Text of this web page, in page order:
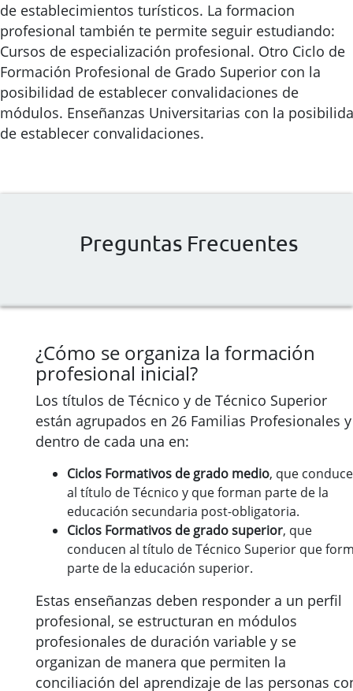
de establecimientos turísticos. La formacion
profesional también te permite seguir estudiando:
Cursos de especialización profesional. Otro Ciclo de
Formación Profesional de Grado Superior con la
posibilidad de establecer convalidaciones de
módulos. Enseñanzas Universitarias con la
de establecer convalidaciones.
Preguntas Frecuentes
¿Cómo se organiza la formación
profesional inicial?
Los títulos de Técnico y de Técnico Superior
están agrupados en 26 Familias Profesionales y
dentro de cada una en:
Ciclos Formativos de grado medio, que
al título de Técnico y que forman parte de la
educación secundaria post-obligatoria.
Ciclos Formativos de grado superior, que
conducen al título de Técnico Superior que
parte de la educación superior.
Estas enseñanzas deben responder a un perfil
profesional, se estructuran en módulos
profesionales de duración variable y se
organizan de manera que permiten la
conciliación del aprendizaje de las personas